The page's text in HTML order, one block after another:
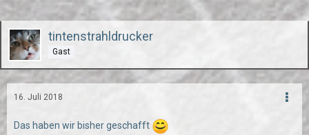
tintenstrahldrucker
Gast
16. Juli 2018
Das haben wir bisher geschafft